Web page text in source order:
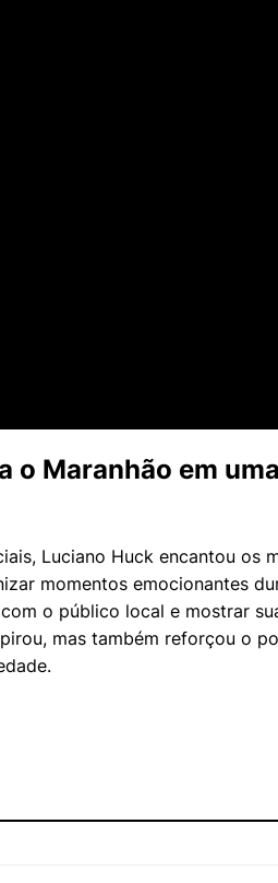
o Maranhão em
Luciano Huck encantou os
momentos emocionantes
o público local e mostrar
mas também reforçou o